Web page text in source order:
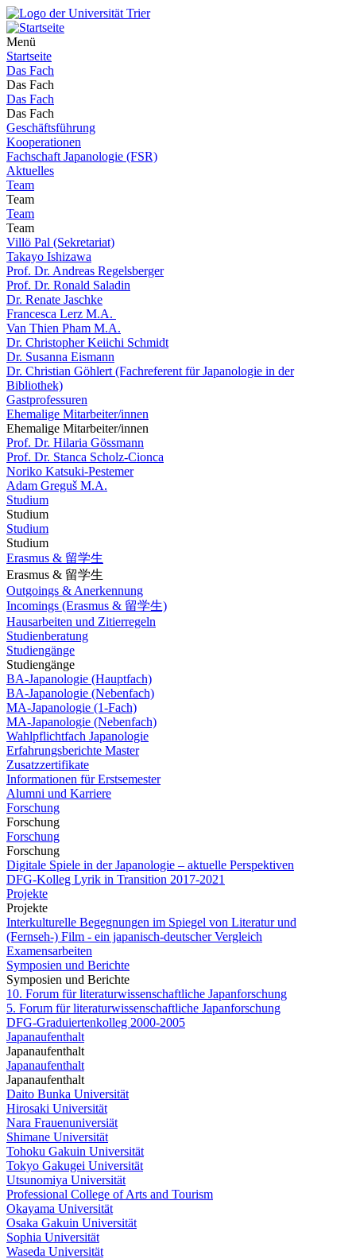
Menü
Startseite
Das Fach
Das Fach
Das Fach
Das Fach
Geschäftsführung
Kooperationen
Fachschaft Japanologie (FSR)
Aktuelles
Team
Team
Team
Team
Villö Pal (Sekretariat)
Takayo Ishizawa
Prof. Dr. Andreas Regelsberger
Prof. Dr. Ronald Saladin
Dr. Renate Jaschke
Francesca Lerz M.A.
Van Thien Pham M.A.
Dr. Christopher Keiichi Schmidt
Dr. Susanna Eismann
Dr. Christian Göhlert (Fachreferent für Japanologie in der
Bibliothek)
Gastprofessuren
Ehemalige Mitarbeiter/innen
Ehemalige Mitarbeiter/innen
Prof. Dr. Hilaria Gössmann
Prof. Dr. Stanca Scholz-Cionca
Noriko Katsuki-Pestemer
Adam Greguš M.A.
Studium
Studium
Studium
Studium
Erasmus & 留学生
Erasmus & 留学生
Outgoings & Anerkennung
Incomings (Erasmus & 留学生)
Hausarbeiten und Zitierregeln
Studienberatung
Studiengänge
Studiengänge
BA-Japanologie (Hauptfach)
BA-Japanologie (Nebenfach)
MA-Japanologie (1-Fach)
MA-Japanologie (Nebenfach)
Wahlpflichtfach Japanologie
Erfahrungsberichte Master
Zusatzzertifikate
Informationen für Erstsemester
Alumni und Karriere
Forschung
Forschung
Forschung
Forschung
Digitale Spiele in der Japanologie – aktuelle Perspektiven
DFG-Kolleg Lyrik in Transition 2017-2021
Projekte
Projekte
Interkulturelle Begegnungen im Spiegel von Literatur und
(Fernseh-) Film - ein japanisch-deutscher Vergleich
Examensarbeiten
Symposien und Berichte
Symposien und Berichte
10. Forum für literaturwissenschaftliche Japanforschung
5. Forum für literaturwissenschaftliche Japanforschung
DFG-Graduiertenkolleg 2000-2005
Japanaufenthalt
Japanaufenthalt
Japanaufenthalt
Japanaufenthalt
Daito Bunka Universität
Hirosaki Universität
Nara Frauenuniversiät
Shimane Universität
Tohoku Gakuin Universität
Tokyo Gakugei Universität
Utsunomiya Universität
Professional College of Arts and Tourism
Okayama Universität
Osaka Gakuin Universität
Sophia Universität
Waseda Universität